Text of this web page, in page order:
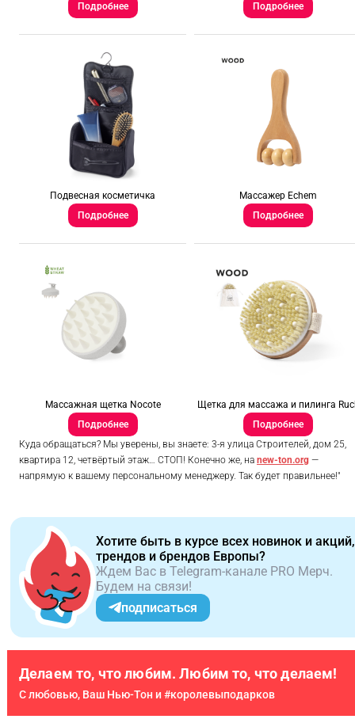
Подробнее
Подробнее
Подвесная косметичка
Подробнее
Массажер Echem
Подробнее
Массажная щетка Nocote
Подробнее
Щетка для массажа и пилинга
Подробнее
Куда обращаться? Мы уверены, вы знаете: 3-я улица Строителей, дом 25,
квартира 12, четвёртый этаж… СТОП! Конечно же, на new-ton.org —
напрямую к вашему персональному менеджеру. Так будет правильнее!"
Хотите быть в курсе всех новинок и акций,
трендов и брендов Европы?
Ждем Вас в Telegram-канале PRO Мерч.
Будем на связи!
подписаться
Делаем то, что любим. Любим то, что делаем!
С любовью, Ваш Нью-Тон и #королевыподарков